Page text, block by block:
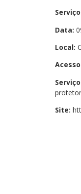
Data:
Local:
Site: